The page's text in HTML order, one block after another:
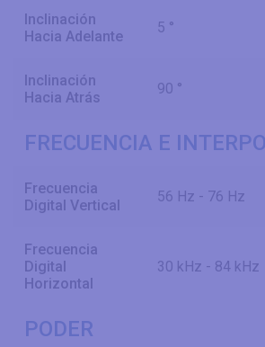
Inclinación
Hacia Adelante
5 °
Inclinación
Hacia Atrás
90 °
FRECUENCIA E
Frecuencia
Digital Vertical
56 Hz - 76 Hz
Frecuencia
Digital
Horizontal
30 kHz - 84 kHz
PODER